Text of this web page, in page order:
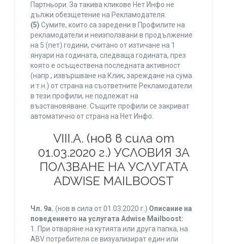
Партньори. За такива кликове Нет Инфо не
дължи обезщетение на Рекламодателя.
(5) Сумите, които са заредени в Профилите на
рекламодатели и неизползвани в продължение
на 5 (пет) години, считано от изтичане на 1
януари на годината, следваща годината, през
която е осъществена последната активност
(напр., извършване на Клик, зареждане на сума
и т.н.) от страна на съответните Рекламодатели
в тези профили, не подлежат на
възстановяване. Същите профили се закриват
автоматично от страна на Нет Инфо.
VIII.A. (нов в сила от
01.03.2020 г.) УСЛОВИЯ ЗА
ПОЛЗВАНЕ НА УСЛУГАТА
ADWISE MAILBOOST
Чл. 9а. (нов в сила от 01.03.2020 г.) Описание на
поведението на услугата Adwise Mailboost:
1. При отваряне на кутията или друга папка, на
ABV потребителя се визуализират един или